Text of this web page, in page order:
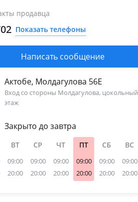
продавца
Показать телефоны
Написать сообщение
Актобе, Молдагулова 56Е
Вход со стороны Молдагулова, цокольный
этаж
Закрыто до завтра
ВТ
09:00
20:00
СР
09:00
20:00
ЧТ
09:00
20:00
ПТ
09:00
20:00
СБ
09:00
20:00
ВС
09:00
20:00